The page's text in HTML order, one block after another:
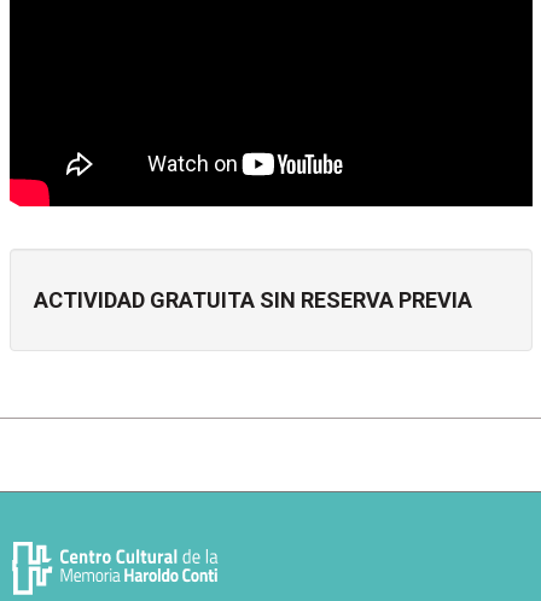
ACTIVIDAD GRATUITA SIN RESERVA PREVIA